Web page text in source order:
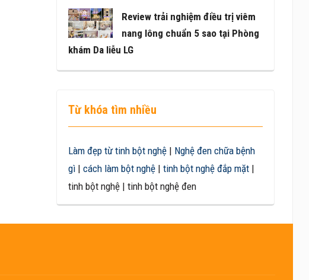
Review trải nghiệm điều trị viêm
nang lông chuẩn 5 sao tại Phòng
khám Da liễu LG
Từ khóa tìm nhiều
Làm đẹp từ tinh bột nghệ| Nghệ đen chữa bệnh
gì| cách làm bột nghệ| tinh bột nghệ đắp mặt|
tinh bột nghệ | tinh bột nghệ đen